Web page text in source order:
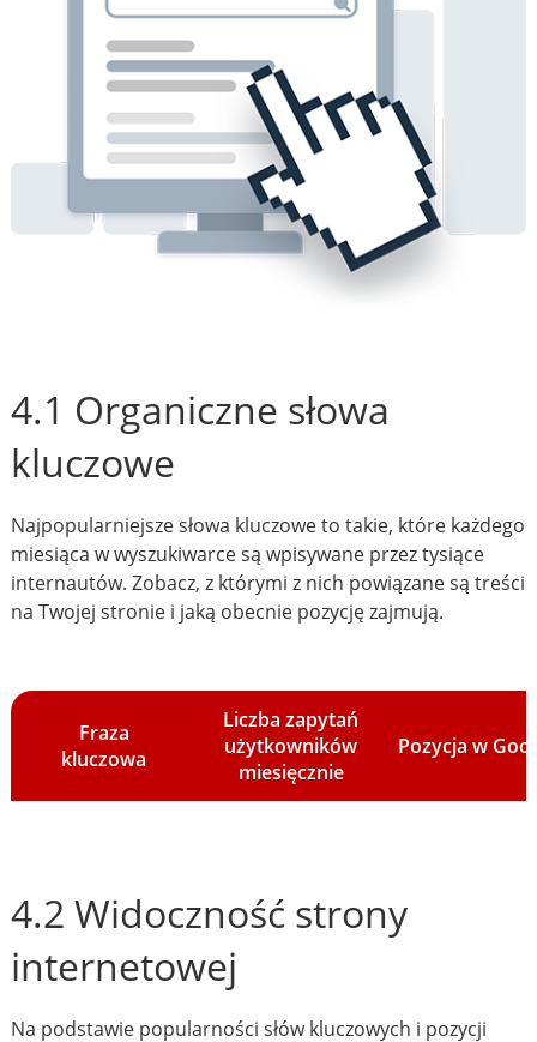
4.1 Organiczne słowa
kluczowe
Najpopularniejsze słowa kluczowe to takie, które każdego
miesiąca w wyszukiwarce są wpisywane przez tysiące
internautów. Zobacz, z którymi z nich powiązane są treści
na Twojej stronie i jaką obecnie pozycję zajmują.
Fraza
kluczowa
Liczba zapytań
użytkowników
miesięcznie
Pozycja w
4.2 Widoczność strony
internetowej
Na podstawie popularności słów kluczowych i pozycji